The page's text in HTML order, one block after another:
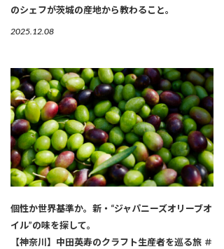
のシェフが茨城の産地から教わること。
2025.12.08
個性か世界基準か。新・“ジャパニーズオリーブオ
イル”の味を探して。
【神奈川】中田英寿のクラフト生産者を巡る旅 ＃